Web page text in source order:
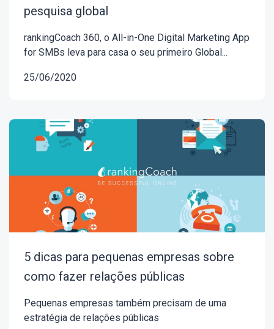
pesquisa global
rankingCoach 360, o All-in-One Digital Marketing App
for SMBs leva para casa o seu primeiro Global...
25/06/2020
5 dicas para pequenas empresas sobre
como fazer relações públicas
Pequenas empresas também precisam de uma
estratégia de relações públicas